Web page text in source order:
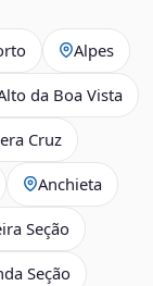
Alpes
da Boa Vista
Cruz
Anchieta
Seção
Seção